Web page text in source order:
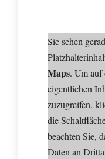
Sie sehen
Maps. Um auf
eigentlichen
zuzugreifen,
die
beachten Sie,
Daten an